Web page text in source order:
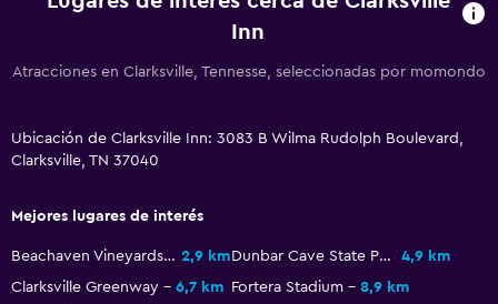
Máquina expendedora (bebidas)
Máquina expendedora (botanas)
Inn
Atracciones en Clarksville, Tennesse, seleccionadas por momondo
Ubicación de Clarksville Inn: 3083 B Wilma Rudolph Boulevard,
Clarksville, TN 37040
Mejores lugares de interés
Beachaven Vineyards and Winery 2,9 km Dunbar Cave State Park
4,9 km
Clarksville Greenway
6,7 km Fortera Stadium
8,9 km